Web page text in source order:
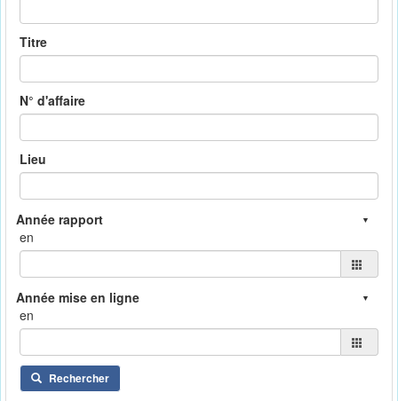
Titre
N° d'affaire
Lieu
en
en
Rechercher